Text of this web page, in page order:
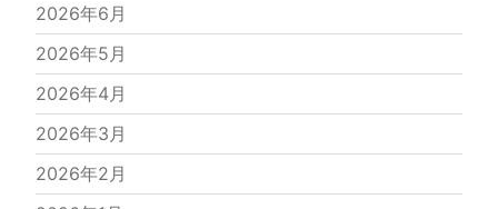
2026年6月
2026年5月
2026年4月
2026年3月
2026年2月